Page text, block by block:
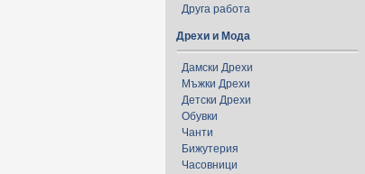
Друга работа
Дрехи и Мода
Дамски Дрехи
Мъжки Дрехи
Детски Дрехи
Обувки
Чанти
Бижутерия
Часовници